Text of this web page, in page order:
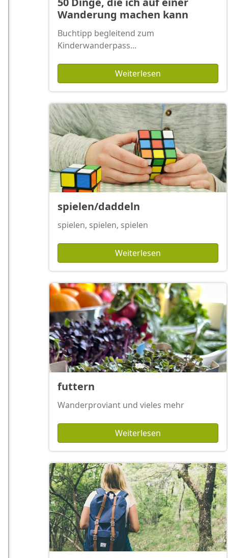
Wanderung machen kann
Buchtipp begleitend zum
Kinderwanderpass...
Weiterlesen
spielen/daddeln
spielen, spielen, spielen
Weiterlesen
futtern
Wanderproviant und vieles mehr
Weiterlesen